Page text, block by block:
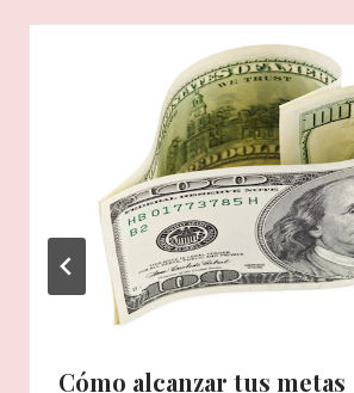
Cómo alcanzar tus metas